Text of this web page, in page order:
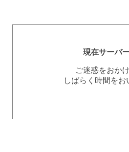
現在サーバ
ご迷惑をおか
しばらく時間を